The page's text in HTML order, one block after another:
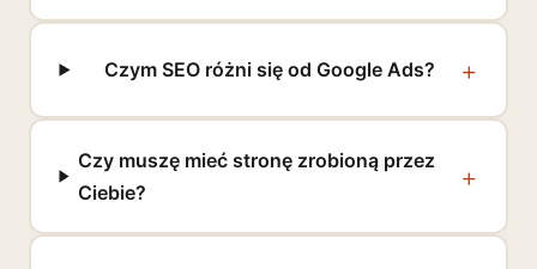
Czym SEO różni się od Google Ads?
Czy muszę mieć stronę zrobioną przez
Ciebie?